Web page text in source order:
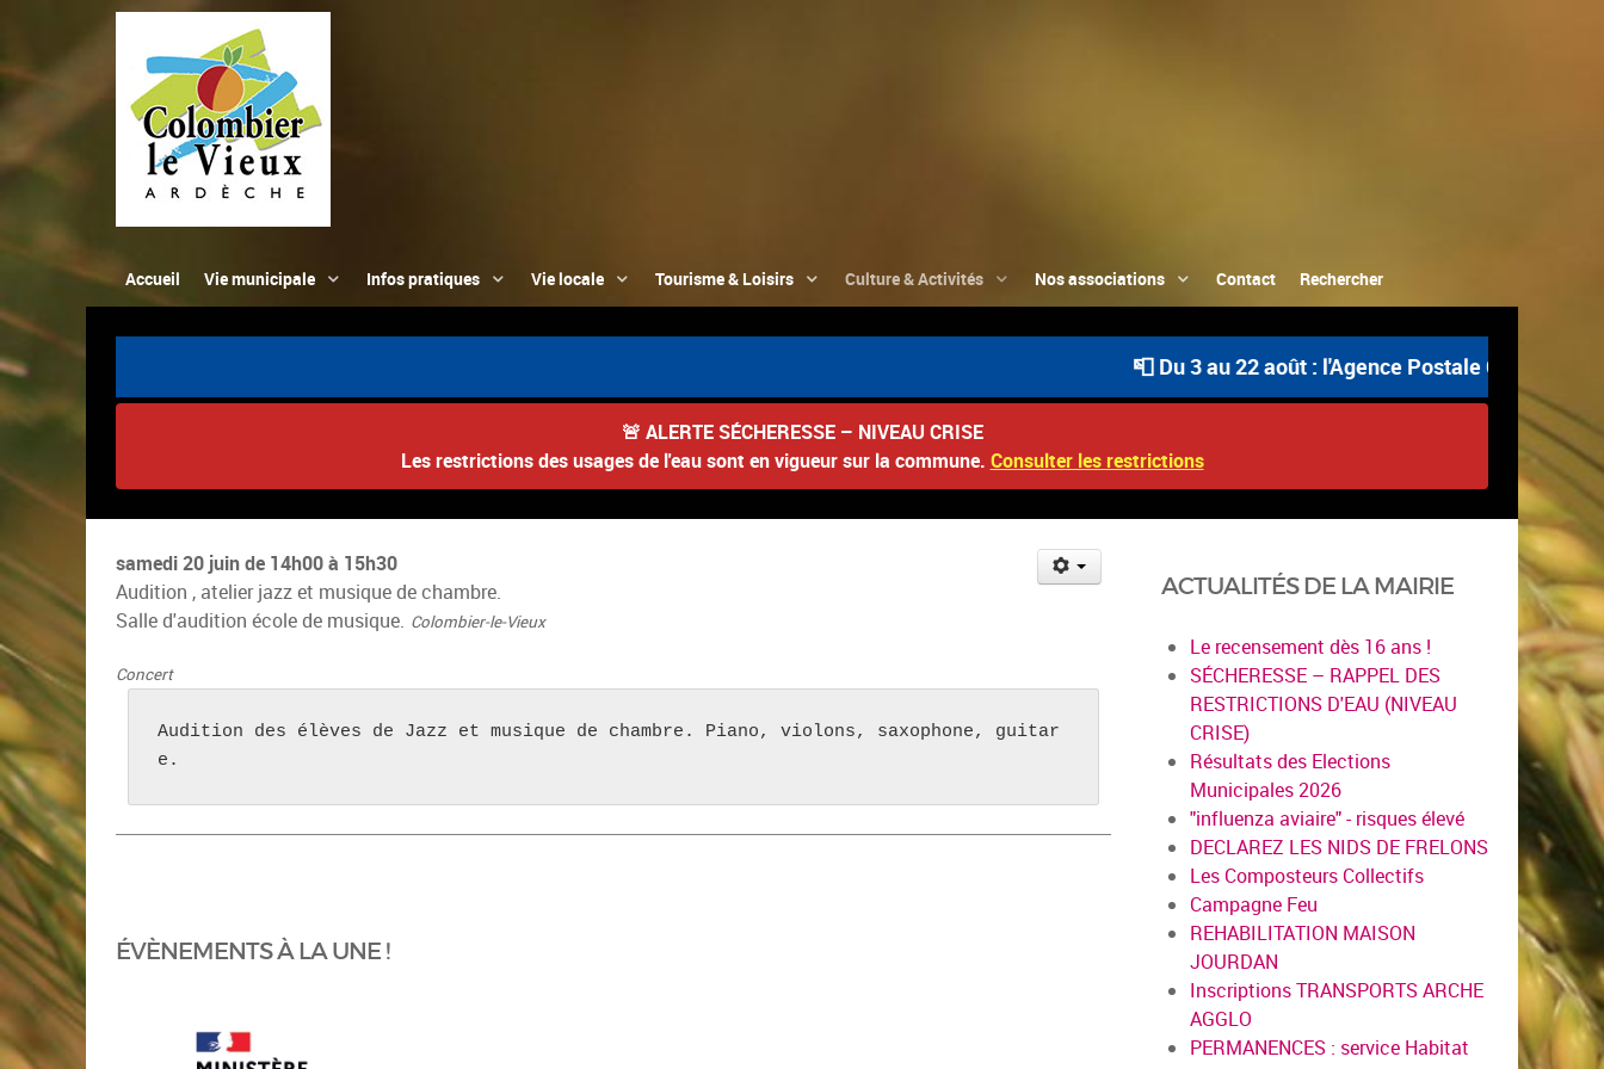
Accueil Vie municipale Infos pratiques Vie locale Tourisme & Loisirs Culture & Activités Nos associations Contact Rechercher
📮 Du 3 au 22 août : l'Agence Postale Communale
🚨 ALERTE SÉCHERESSE – NIVEAU CRISE
Les restrictions des usages de l'eau sont en vigueur sur la commune. Consulter les restrictions
samedi 20 juin de 14h00 à 15h30
Audition , atelier jazz et musique de chambre.
Salle d'audition école de musique. Colombier-le-Vieux
Concert
Audition des élèves de Jazz et musique de chambre. Piano, violons, saxophone, guitar
e.
ÉVÈNEMENTS À LA UNE !
ACTUALITÉS DE LA MAIRIE
Le recensement dès 16 ans !
SÉCHERESSE – RAPPEL DES
RESTRICTIONS D'EAU (NIVEAU
CRISE)
Résultats des Elections
Municipales 2026
"influenza aviaire" - risques élevé
DECLAREZ LES NIDS DE FRELONS
Les Composteurs Collectifs
Campagne Feu
REHABILITATION MAISON
JOURDAN
Inscriptions TRANSPORTS ARCHE
AGGLO
PERMANENCES : service Habitat